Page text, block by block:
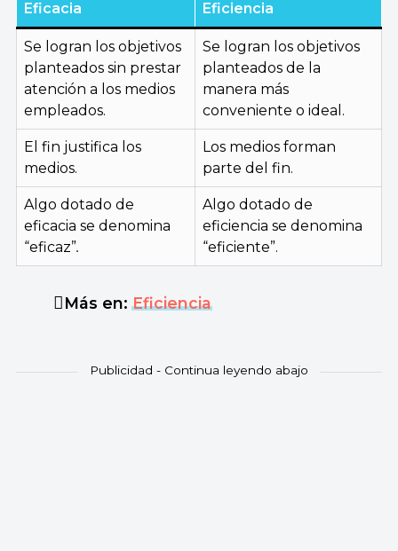
Eficacia Eficiencia
Se logran los objetivos
planteados sin prestar
atención a los medios
empleados.
Se logran los objetivos
planteados de la
manera más
conveniente o ideal.
El fin justifica los
medios.
Los medios forman
parte del fin.
Algo dotado de
eficacia se denomina
“eficaz”.
Algo dotado de
eficiencia se denomina
“eficiente”.
Más en:Eficiencia